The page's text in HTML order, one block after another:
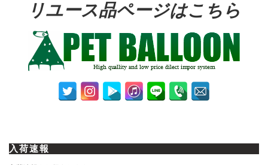
リユース品ページはこちら
入荷速報